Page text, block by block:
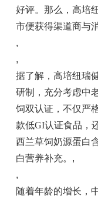
好评。那么，高培
市便获得渠道商与
,
,
据了解，高培纽瑞
研制，充分考虑中
饲双认证，不仅严
款低GI认证食品，
西兰草饲奶源蛋白
白营养补充。 ,
,
随着年龄的增长，